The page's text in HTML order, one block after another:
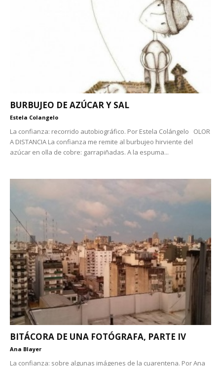
BURBUJEO DE AZÚCAR Y SAL
Estela Colangelo
La confianza: recorrido autobiográfico. Por Estela Colángelo OLOR
A DISTANCIA La confianza me remite al burbujeo hirviente del
azúcar en olla de cobre: garrapiñadas. A la espuma...
BITÁCORA DE UNA FOTÓGRAFA, PARTE IV
Ana Blayer
La confianza: sobre algunas imágenes de la cuarentena. Por Ana